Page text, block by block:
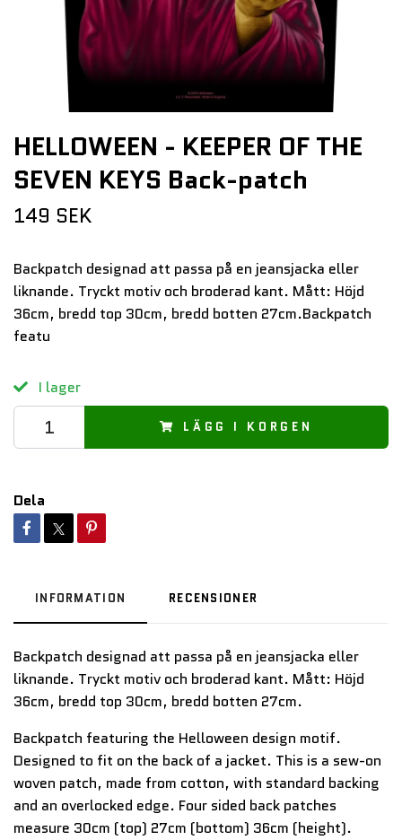
HELLOWEEN - KEEPER OF THE
SEVEN KEYS Back-patch
149 SEK
Backpatch designad att passa på en jeansjacka eller
liknande. Tryckt motiv och broderad kant. Mått: Höjd
36cm, bredd top 30cm, bredd botten 27cm.Backpatch
featu
I lager
LÄGG I KORGEN
Dela
INFORMATION RECENSIONER
Backpatch designad att passa på en jeansjacka eller
liknande. Tryckt motiv och broderad kant. Mått: Höjd
36cm, bredd top 30cm, bredd botten 27cm.
Backpatch featuring the Helloween design motif.
Designed to fit on the back of a jacket. This is a sew-on
woven patch, made from cotton, with standard backing
and an overlocked edge. Four sided back patches
measure 30cm (top) 27cm (bottom) 36cm (height).